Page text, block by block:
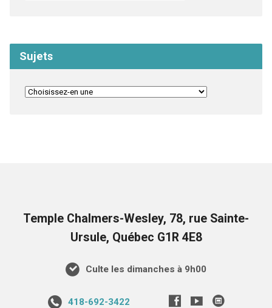
Sujets
Temple Chalmers-Wesley, 78, rue Sainte-
Ursule, Québec G1R 4E8
Culte les dimanches à 9h00
418-692-3422